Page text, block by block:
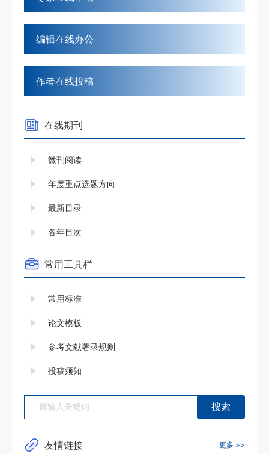
5
7
9
11
18
编辑在线办公
作者在线投稿
在线期刊
微刊阅读
年度重点选题方向
最新目录
各年目次
常用工具栏
常用标准
论文模板
参考文献著录规则
投稿须知
更多 >>
友情链接